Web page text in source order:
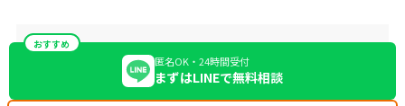
おすすめ
匿名OK・24時間受付
まずはLINEで無料相談